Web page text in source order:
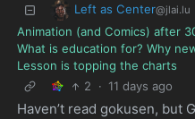
Left as Center@jlai.lu
Animation (and Comics) after
What is education for? Why
Lesson is topping the charts
2
· 11 days ago
Haven’t read gokusen, but